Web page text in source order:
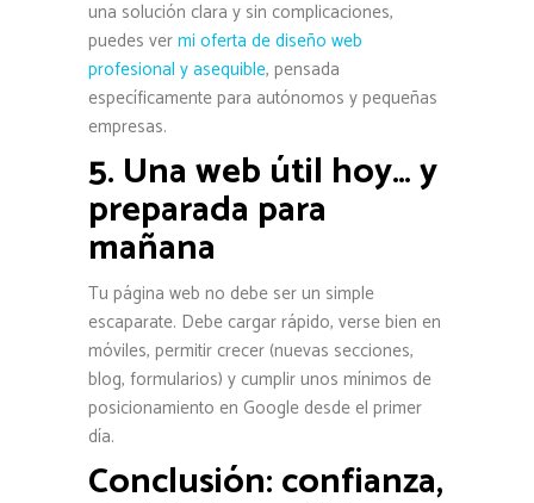
una solución clara y sin complicaciones,
puedes vermi oferta de diseño web
profesional y asequible, pensada
específicamente para autónomos y pequeñas
empresas.
5. Una web útil hoy… y
preparada para
mañana
Tu página web no debe ser un simple
escaparate. Debe cargar rápido, verse bien en
móviles, permitir crecer (nuevas secciones,
blog, formularios) y cumplir unos mínimos de
posicionamiento en Google desde el primer
día.
Conclusión: confianza,